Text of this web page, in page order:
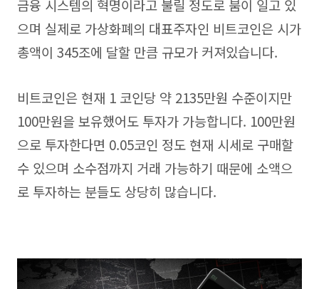
금융 시스템의 혁명이라고 불릴 정도로 붐이 일고 있
으며 실제로 가상화폐의 대표주자인 비트코인은 시가
총액이 345조에 달할 만큼 규모가 커져있습니다.
비트코인은 현재 1 코인당 약 2135만원 수준이지만
100만원을 보유했어도 투자가 가능합니다. 100만원
으로 투자한다면 0.05코인 정도 현재 시세로 구매할
수 있으며 소수점까지 거래 가능하기 때문에 소액으
로 투자하는 분들도 상당히 많습니다.